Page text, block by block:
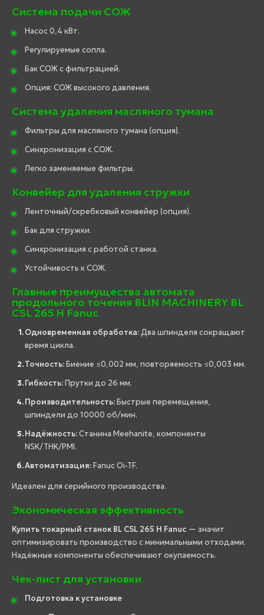
Система подачи СОЖ
Насос 0,4 кВт.
Регулируемые сопла.
Бак СОЖ с фильтрацией.
Опция: СОЖ высокого давления.
Система удаления масляного тумана
Фильтры для масляного тумана (опция).
Синхронизация с СОЖ.
Легко заменяемые фильтры.
Конвейер для удаления стружки
Ленточный/скребковый конвейер (опция).
Бак для стружки.
Синхронизация с работой станка.
Устойчивость к СОЖ.
Главные преимущества автомата
продольного точения BLIN MACHINERY BL
CSL 265 H Fanuc
Одновременная обработка:Два шпинделя сокращают
время цикла.
Точность:Биение ≤0,002 мм, повторяемость ≤0,003 мм.
Гибкость:Прутки до 26 мм.
Производительность:Быстрые перемещения,
шпиндели до 10000 об/мин.
Надёжность:Станина Meehanite, компоненты
NSK/THK/PMI.
Автоматизация:Fanuc Oi-TF.
Идеален для серийного производства.
Экономическая эффективность
Купить токарный станок BL CSL 265 H Fanuc — значит
оптимизировать производство с минимальными отходами.
Надёжные компоненты обеспечивают окупаемость.
Чек-лист для установки
Подготовка к установке